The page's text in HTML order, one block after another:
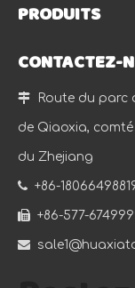
PRODUITS
CONTACTEZ-
 Route du parc
de Qiaoxia,
du Zhejiang
 +86-
 +86-577-
